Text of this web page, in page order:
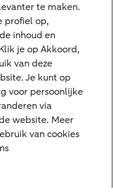
te maken.
profiel op,
inhoud en
je op Akkoord,
van deze
Je kunt op
voor persoonlijke
via
website. Meer
van cookies